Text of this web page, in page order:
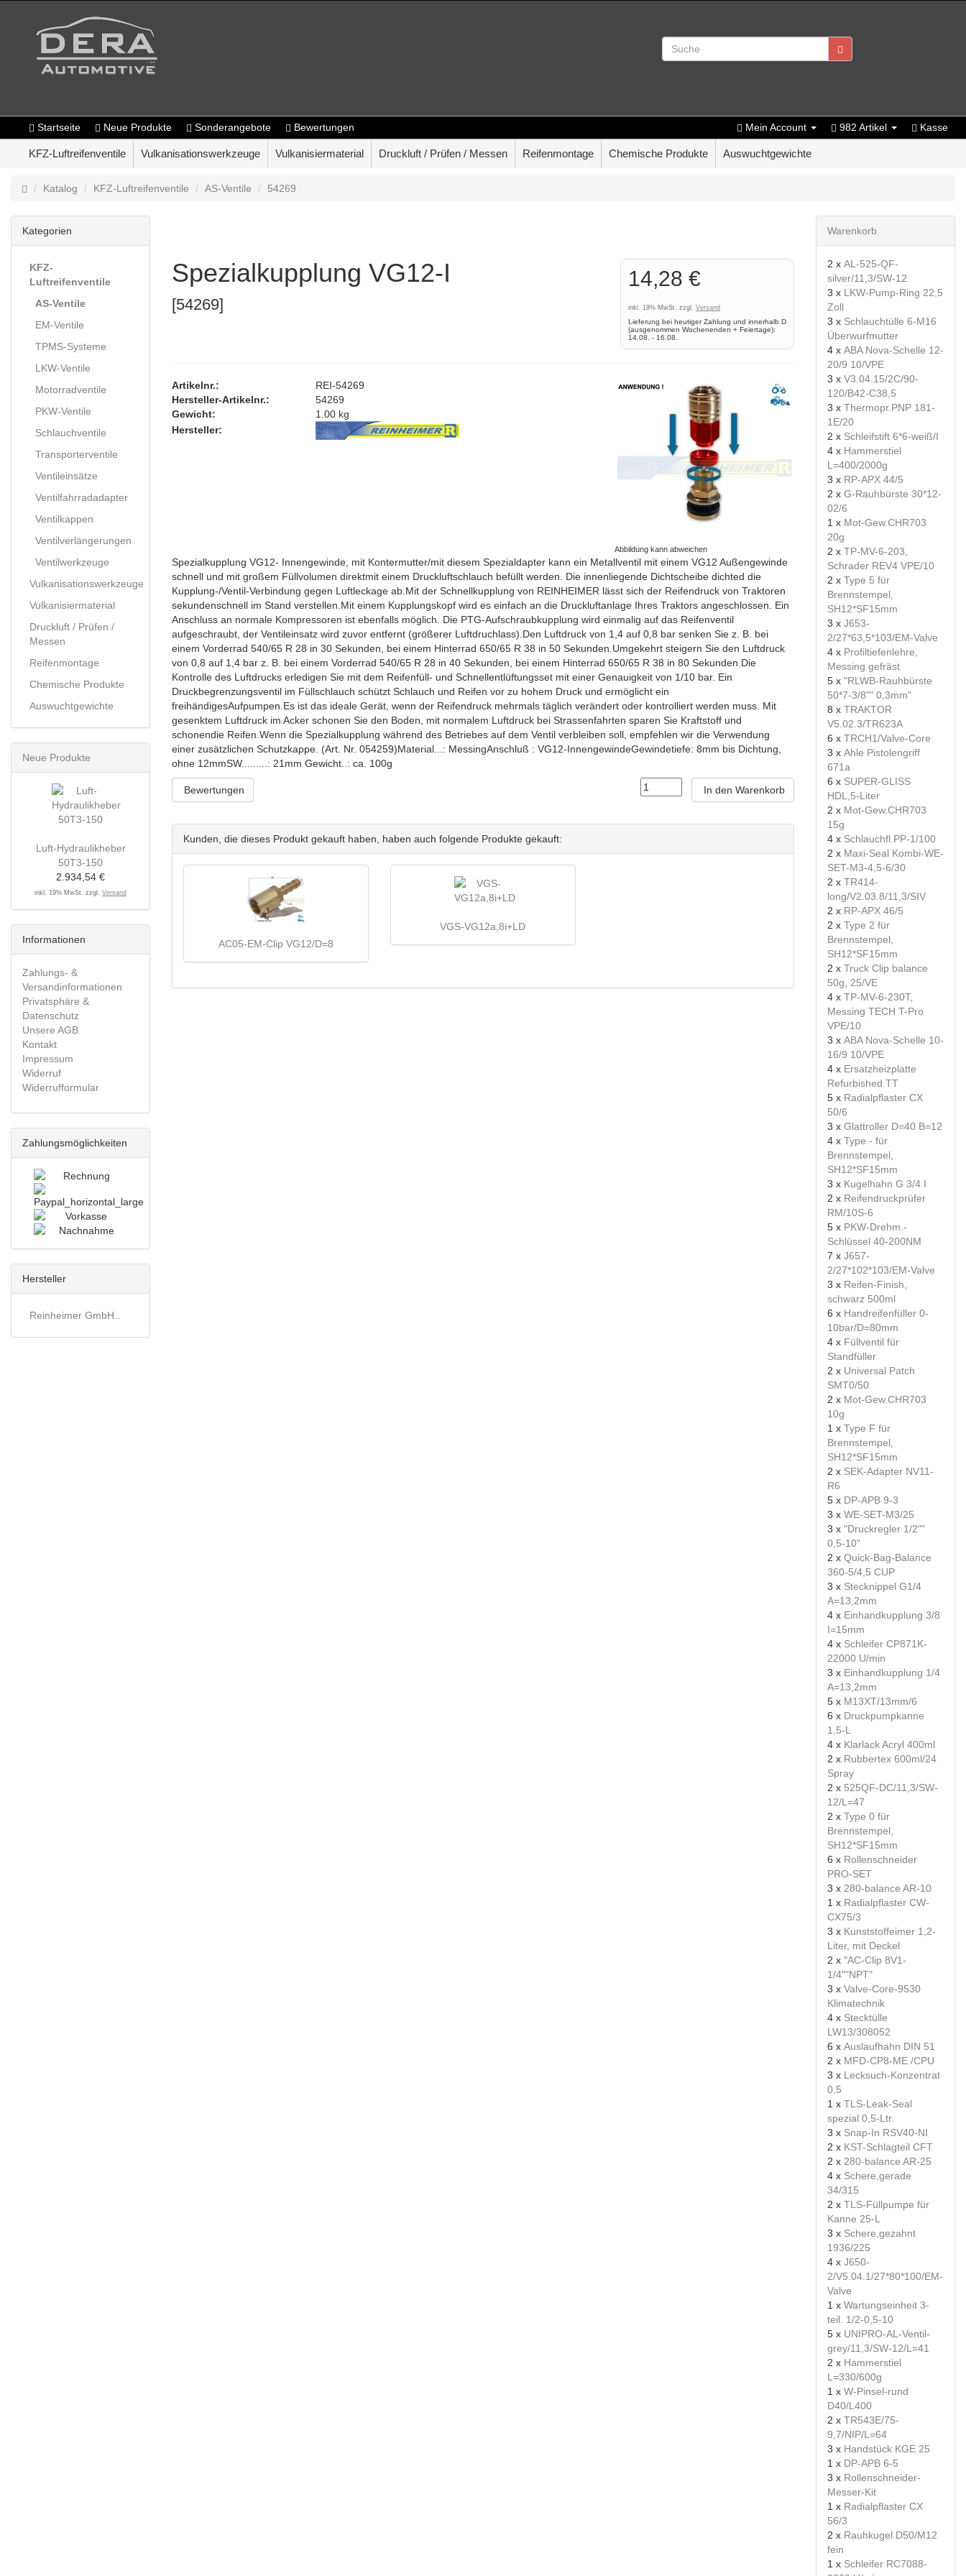
Startseite Neue Produkte Sonderangebote Bewertungen Mein Account 982 Artikel Kasse
KFZ-Luftreifenventile Vulkanisationswerkzeuge Vulkanisiermaterial Druckluft / Prüfen / Messen Reifenmontage Chemische Produkte Auswuchtgewichte
Katalog KFZ-Luftreifenventile AS-Ventile 54269
Spezialkupplung VG12-I
[54269]
14,28 €
inkl. 19% MwSt. zzgl. Versand
Lieferung bei heutiger Zahlung und innerhalb D
(ausgenommen Wochenenden + Feiertage):
14.08. - 16.08.
Abbildung kann abweichen
Artikelnr.:
REI-54269
Hersteller-Artikelnr.:
54269
Gewicht:
1.00 kg
Hersteller:
Spezialkupplung VG12- Innengewinde, mit Kontermutter/mit diesem Spezialdapter kann ein Metallventil mit einem VG12 Außengewinde
schnell und mit großem Füllvolumen direktmit einem Druckluftschlauch befüllt werden. Die innenliegende Dichtscheibe dichted die
Kupplung-/Ventil-Verbindung gegen Luftleckage ab.Mit der Schnellkupplung von REINHEIMER lässt sich der Reifendruck von Traktoren
sekundenschnell im Stand verstellen.Mit einem Kupplungskopf wird es einfach an die Druckluftanlage Ihres Traktors angeschlossen. Ein
Anschluss an normale Kompressoren ist ebenfalls möglich. Die PTG-Aufschraubkupplung wird einmalig auf das Reifenventil
aufgeschraubt, der Ventileinsatz wird zuvor entfernt (größerer Luftdruchlass).Den Luftdruck von 1,4 auf 0,8 bar senken Sie z. B. bei
einem Vorderrad 540/65 R 28 in 30 Sekunden, bei einem Hinterrad 650/65 R 38 in 50 Sekunden.Umgekehrt steigern Sie den Luftdruck
von 0,8 auf 1,4 bar z. B. bei einem Vorderrad 540/65 R 28 in 40 Sekunden, bei einem Hinterrad 650/65 R 38 in 80 Sekunden.Die
Kontrolle des Luftdrucks erledigen Sie mit dem Reifenfüll- und Schnellentlüftungsset mit einer Genauigkeit von 1/10 bar. Ein
Druckbegrenzungsventil im Füllschlauch schützt Schlauch und Reifen vor zu hohem Druck und ermöglicht ein
freihändigesAufpumpen.Es ist das ideale Gerät, wenn der Reifendruck mehrmals täglich verändert oder kontrolliert werden muss. Mit
gesenktem Luftdruck im Acker schonen Sie den Boden, mit normalem Luftdruck bei Strassenfahrten sparen Sie Kraftstoff und
schonendie Reifen.Wenn die Spezialkupplung während des Betriebes auf dem Ventil verbleiben soll, empfehlen wir die Verwendung
einer zusätzlichen Schutzkappe. (Art. Nr. 054259)Material...: MessingAnschluß : VG12-InnengewindeGewindetiefe: 8mm bis Dichtung,
ohne 12mmSW.........: 21mm Gewicht..: ca. 100g
In den Warenkorb
Bewertungen
Kunden, die dieses Produkt gekauft haben, haben auch folgende Produkte gekauft:
AC05-EM-Clip VG12/D=8
VGS-VG12a,8i+LD
Kategorien
KFZ-
Luftreifenventile
AS-Ventile
EM-Ventile
TPMS-Systeme
LKW-Ventile
Motorradventile
PKW-Ventile
Schlauchventile
Transporterventile
Ventileinsätze
Ventilfahrradadapter
Ventilkappen
Ventilverlängerungen
Ventilwerkzeuge
Vulkanisationswerkzeuge
Vulkanisiermaterial
Druckluft / Prüfen /
Messen
Reifenmontage
Chemische Produkte
Auswuchtgewichte
Neue Produkte
Luft-Hydraulikheber
50T3-150
2.934,54 €
inkl. 19% MwSt. zzgl. Versand
Informationen
Zahlungs- &
Versandinformationen
Privatsphäre &
Datenschutz
Unsere AGB
Kontakt
Impressum
Widerruf
Widerrufformular
Zahlungsmöglichkeiten
Hersteller
Reinheimer GmbH..
Warenkorb
2 x AL-525-QF-
silver/11,3/SW-12
3 x LKW-Pump-Ring 22,5
Zoll
3 x Schlauchtülle 6-M16
Überwurfmutter
4 x ABA Nova-Schelle 12-
20/9 10/VPE
3 x V3.04.15/2C/90-
120/B42-C38,5
3 x Thermopr.PNP 181-
1E/20
2 x Schleifstift 6*6-weiß/I
4 x Hammerstiel
L=400/2000g
3 x RP-APX 44/5
2 x G-Rauhbürste 30*12-
02/6
1 x Mot-Gew.CHR703
20g
2 x TP-MV-6-203,
Schrader REV4 VPE/10
2 x Type 5 für
Brennstempel,
SH12*SF15mm
3 x J653-
2/27*63,5*103/EM-Valve
4 x Profiltiefenlehre,
Messing gefräst
5 x "RLWB-Rauhbürste
50*7-3/8"" 0,3mm"
8 x TRAKTOR
V5.02.3/TR623A
6 x TRCH1/Valve-Core
3 x Ahle Pistolengriff
671a
6 x SUPER-GLISS
HDL,5-Liter
2 x Mot-Gew.CHR703
15g
4 x Schlauchfl.PP-1/100
2 x Maxi-Seal Kombi-WE-
SET-M3-4,5-6/30
2 x TR414-
long/V2.03.8/11,3/SIV
2 x RP-APX 46/5
2 x Type 2 für
Brennstempel,
SH12*SF15mm
2 x Truck Clip balance
50g, 25/VE
4 x TP-MV-6-230T,
Messing TECH T-Pro
VPE/10
3 x ABA Nova-Schelle 10-
16/9 10/VPE
4 x Ersatzheizplatte
Refurbished TT
5 x Radialpflaster CX
50/6
3 x Glattroller D=40 B=12
4 x Type - für
Brennstempel,
SH12*SF15mm
3 x Kugelhahn G 3/4 I
2 x Reifendruckprüfer
RM/10S-6
5 x PKW-Drehm.-
Schlüssel 40-200NM
7 x J657-
2/27*102*103/EM-Valve
3 x Reifen-Finish,
schwarz 500ml
6 x Handreifenfüller 0-
10bar/D=80mm
4 x Füllventil für
Standfüller
2 x Universal Patch
SMT0/50
2 x Mot-Gew.CHR703
10g
1 x Type F für
Brennstempel,
SH12*SF15mm
2 x SEK-Adapter NV11-
R6
5 x DP-APB 9-3
3 x WE-SET-M3/25
3 x "Druckregler 1/2""
0,5-10"
2 x Quick-Bag-Balance
360-5/4,5 CUP
3 x Stecknippel G1/4
A=13,2mm
4 x Einhandkupplung 3/8
I=15mm
4 x Schleifer CP871K-
22000 U/min
3 x Einhandkupplung 1/4
A=13,2mm
5 x M13XT/13mm/6
6 x Druckpumpkanne
1,5-L
4 x Klarlack Acryl 400ml
2 x Rubbertex 600ml/24
Spray
2 x 525QF-DC/11,3/SW-
12/L=47
2 x Type 0 für
Brennstempel,
SH12*SF15mm
6 x Rollenschneider
PRO-SET
3 x 280-balance AR-10
1 x Radialpflaster CW-
CX75/3
3 x Kunststoffeimer 1,2-
Liter, mit Deckel
2 x "AC-Clip 8V1-
1/4""NPT"
3 x Valve-Core-9530
Klimatechnik
4 x Stecktülle
LW13/308052
6 x Auslaufhahn DIN 51
2 x MFD-CP8-ME /CPU
3 x Lecksuch-Konzentrat
0,5
1 x TLS-Leak-Seal
spezial 0,5-Ltr.
3 x Snap-In RSV40-NI
2 x KST-Schlagteil CFT
2 x 280-balance AR-25
4 x Schere,gerade
34/315
2 x TLS-Füllpumpe für
Kanne 25-L
3 x Schere,gezahnt
1936/225
4 x J650-
2/V5.04.1/27*80*100/EM-
Valve
1 x Wartungseinheit 3-
teil. 1/2-0,5-10
5 x UNIPRO-AL-Ventil-
grey/11,3/SW-12/L=41
2 x Hammerstiel
L=330/600g
1 x W-Pinsel-rund
D40/L400
2 x TR543E/75-
9,7/NIP/L=64
3 x Handstück KGE 25
1 x DP-APB 6-5
3 x Rollenschneider-
Messer-Kit
1 x Radialpflaster CX
56/3
2 x Rauhkugel D50/M12
fein
1 x Schleifer RC7088-